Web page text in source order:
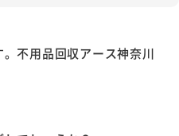
不用品回収アース神奈川